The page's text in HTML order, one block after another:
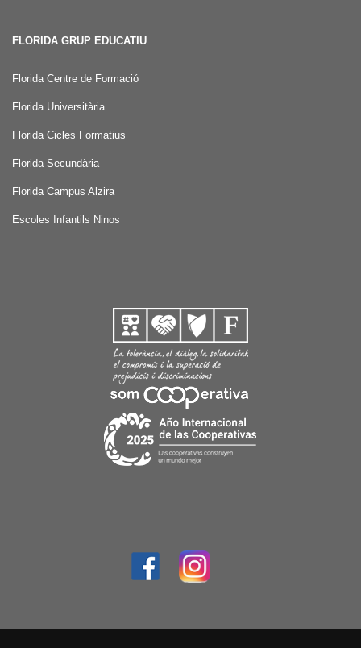
FLORIDA GRUP EDUCATIU
Florida Centre de Formació
Florida Universitària
Florida Cicles Formatius
Florida Secundària
Florida Campus Alzira
Escoles Infantils Ninos